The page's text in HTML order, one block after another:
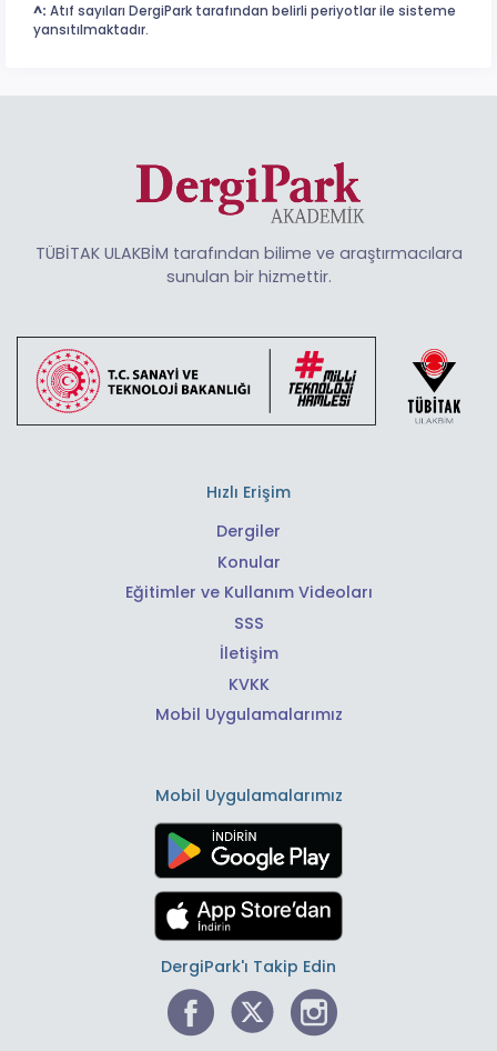
^: Atıf sayıları DergiPark tarafından belirli periyotlar ile sisteme
yansıtılmaktadır.
TÜBİTAK ULAKBİM tarafından bilime ve araştırmacılara
sunulan bir hizmettir.
Hızlı Erişim
Dergiler
Konular
Eğitimler ve Kullanım Videoları
SSS
İletişim
KVKK
Mobil Uygulamalarımız
Mobil Uygulamalarımız
DergiPark'ı Takip Edin